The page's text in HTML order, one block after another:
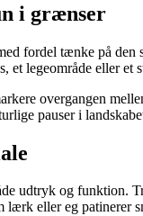
i grænser
fordel tænke på den
et legeområde eller et
overgangen
pauser i
udtryk og funktion.
lærk eller eg patinerer